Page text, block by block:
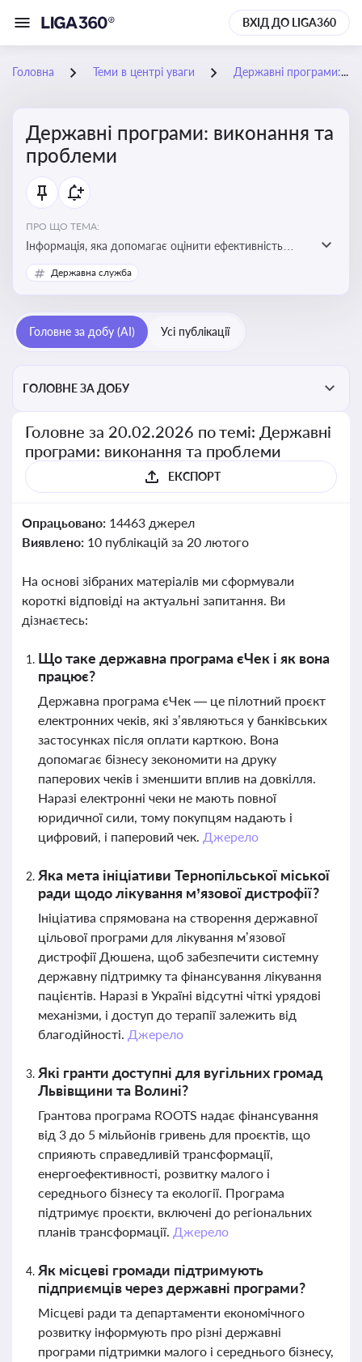
ВХІД ДО LIGA360
Головна Теми в центрі уваги Державні програми: виконання та проблеми
Державні програми: виконання та
проблеми
ПРО ЩО ТЕМА:
Інформація, яка допомагає оцінити ефективність
використання бюджетних коштів, виявити проблеми
реалізації та знайти шляхи їх удосконалення
Державна служба
Головне за добу (AI) Усі публікації
ГОЛОВНЕ ЗА ДОБУ
Головне за 20.02.2026 по темі: Державні
програми: виконання та проблеми
ЕКСПОРТ
Опрацьовано: 14463 джерел
Виявлено: 10 публікацій за 20 лютого
На основі зібраних матеріалів ми сформували
короткі відповіді на актуальні запитання. Ви
дізнаєтесь:
Що таке державна програма єЧек і як вона
працює?
Державна програма єЧек — це пілотний проєкт
електронних чеків, які з’являються у банківських
застосунках після оплати карткою. Вона
допомагає бізнесу зекономити на друку
паперових чеків і зменшити вплив на довкілля.
Наразі електронні чеки не мають повної
юридичної сили, тому покупцям надають і
цифровий, і паперовий чек. Джерело
Яка мета ініціативи Тернопільської міської
ради щодо лікування м’язової дистрофії?
Ініціатива спрямована на створення державної
цільової програми для лікування м’язової
дистрофії Дюшена, щоб забезпечити системну
державну підтримку та фінансування лікування
пацієнтів. Наразі в Україні відсутні чіткі урядові
механізми, і доступ до терапії залежить від
благодійності. Джерело
Які гранти доступні для вугільних громад
Львівщини та Волині?
Грантова програма ROOTS надає фінансування
від 3 до 5 мільйонів гривень для проєктів, що
сприяють справедливій трансформації,
енергоефективності, розвитку малого і
середнього бізнесу та екології. Програма
підтримує проєкти, включені до регіональних
планів трансформації. Джерело
Як місцеві громади підтримують
підприємців через державні програми?
Місцеві ради та департаменти економічного
розвитку інформують про різні державні
програми підтримки малого і середнього бізнесу,